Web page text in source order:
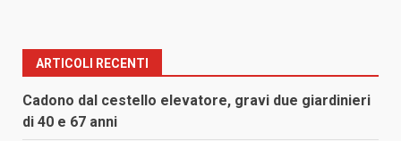
ARTICOLI RECENTI
Cadono dal cestello elevatore, gravi due giardinieri
di 40 e 67 anni